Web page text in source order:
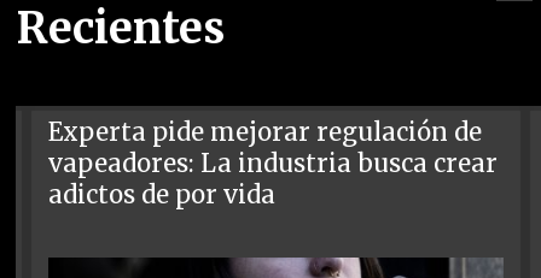
Recientes
Experta pide mejorar regulación de
vapeadores: La industria busca crear
adictos de por vida